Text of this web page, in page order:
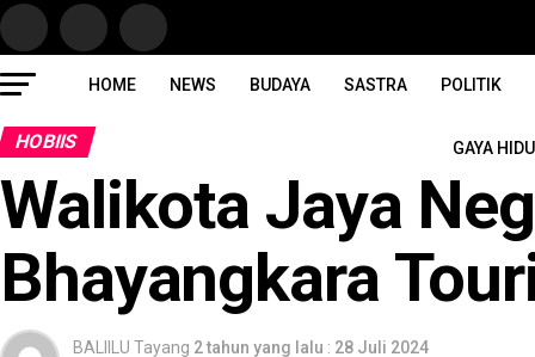
HOME NEWS BUDAYA SASTRA POLITIK
GAYA
HOBIIS
Walikota Jaya
Bhayangkara
BALIILU Tayang 2 tahun yang lalu : 28 Juli 2024